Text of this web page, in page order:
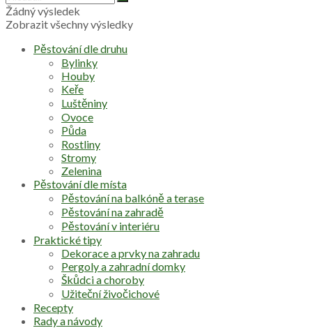
Žádný výsledek
Zobrazit všechny výsledky
Pěstování dle druhu
Bylinky
Houby
Keře
Luštěniny
Ovoce
Půda
Rostliny
Stromy
Zelenina
Pěstování dle místa
Pěstování na balkóně a terase
Pěstování na zahradě
Pěstování v interiéru
Praktické tipy
Dekorace a prvky na zahradu
Pergoly a zahradní domky
Škůdci a choroby
Užiteční živočichové
Recepty
Rady a návody